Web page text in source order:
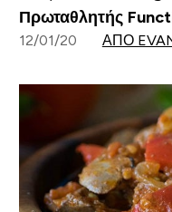
Πρωταθλητής
12/01/20 ΑΠΌ